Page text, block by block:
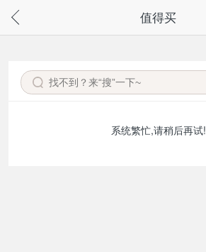
请通过微信或支付宝搜“奇兔客小程序”访问
值得买
系统繁忙,请稍后再试!